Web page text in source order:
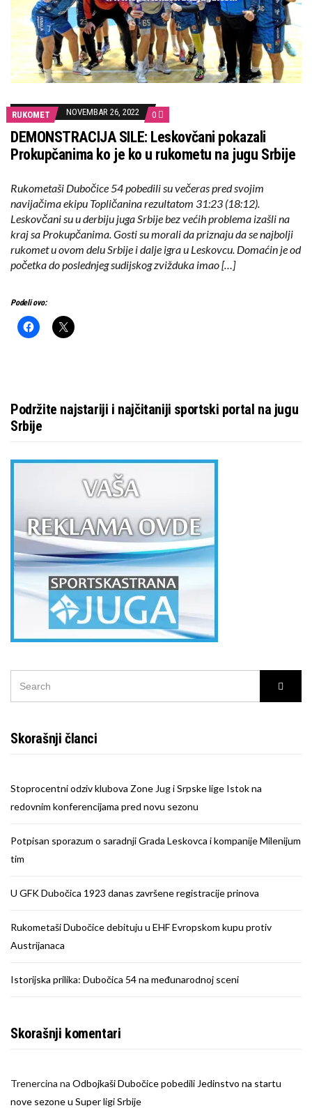
RUKOMET NOVEMBAR 26, 2022 0
DEMONSTRACIJA SILE: Leskovčani pokazali
Prokupčanima ko je ko u rukometu na jugu Srbije
Rukometaši Dubočice 54 pobedili su večeras pred svojim
navijačima ekipu Topličanina rezultatom 31:23 (18:12).
Leskovčani su u derbiju juga Srbije bez većih problema izašli na
kraj sa Prokupčanima. Gosti su morali da priznaju da se najbolji
rukomet u ovom delu Srbije i dalje igra u Leskovcu. Domaćin je od
početka do poslednjeg sudijskog zvižduka imao […]
Podeli ovo:
Podržite najstariji i najčitaniji sportski portal na jugu
Srbije
Skorašnji članci
Stoprocentni odziv klubova Zone Jug i Srpske lige Istok na
redovnim konferencijama pred novu sezonu
Potpisan sporazum o saradnji Grada Leskovca i kompanije Milenijum
tim
U GFK Dubočica 1923 danas završene registracije prinova
Rukometaši Dubočice debituju u EHF Evropskom kupu protiv
Austrijanaca
Istorijska prilika: Dubočica 54 na međunarodnoj sceni
Skorašnji komentari
Trenercina na Odbojkaši Dubočice pobedili Jedinstvo na startu
nove sezone u Super ligi Srbije